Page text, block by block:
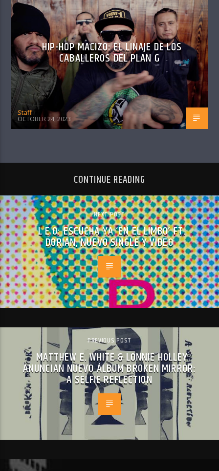
HIP-HOP MACIZO: EL LINAJE DE LOS
CABALLEROS DEL PLAN G
Staff
OCTOBER 24, 2023
CONTINUE READING
NEXT POST
L E O: ESCUCHA YA ‘EN EL LIMBO’ FT.
DORIAN, NUEVO SINGLE Y VIDEO
PREVIOUS POST
MATTHEW E. WHITE & LONNIE HOLLEY
ANUNCIAN NUEVO ÁLBUM BROKEN MIRROR:
A SELFIE REFLECTION